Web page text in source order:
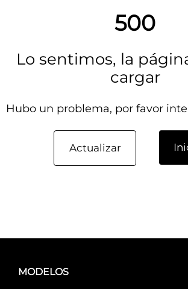
500
Lo sentimos, la
cargar
Hubo un problema, por favor
Actualizar
MODELOS